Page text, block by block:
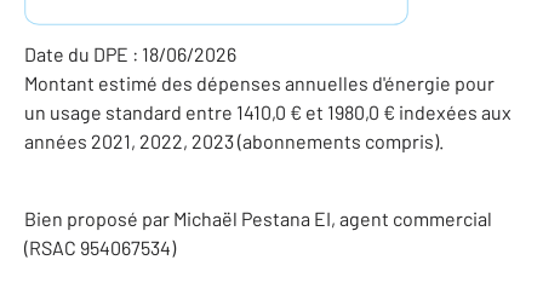
Date du DPE : 18/06/2026
Montant estimé des dépenses annuelles d'énergie pour
un usage standard entre 1410,0 € et 1980,0 € indexées aux
années 2021, 2022, 2023 (abonnements compris).
Bien proposé par Michaël Pestana EI, agent commercial
(RSAC 954067534)